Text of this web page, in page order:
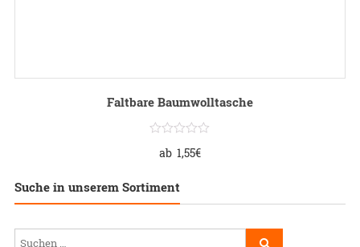
Faltbare Baumwolltasche
ab 1,55€
Suche in unserem Sortiment